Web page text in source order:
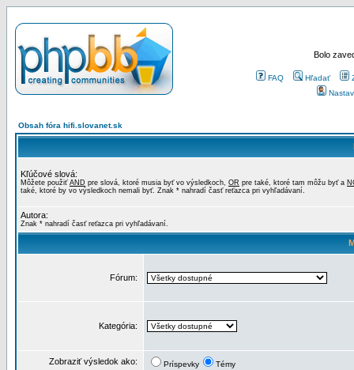
Bolo
FAQ Hľadať
Obsah fóra hifi.slovanet.sk
Kľúčové slová:
Môžete použiť AND pre slová, ktoré musia byť vo výsledkoch, OR pre také, ktoré tam môžu byť a
také, ktoré by vo výsledkoch nemali byť. Znak * nahradí časť reťazca pri vyhľadávaní.
Autora:
Znak * nahradí časť reťazca pri vyhľadávaní.
Fórum:
Kategória:
Zobraziť výsledok ako: Príspevky Témy